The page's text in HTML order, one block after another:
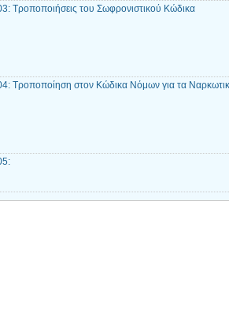
Τροποποιήσεις του Σωφρονιστικού Κώδικα
Τροποποίηση στον Κώδικα Νόμων για τα